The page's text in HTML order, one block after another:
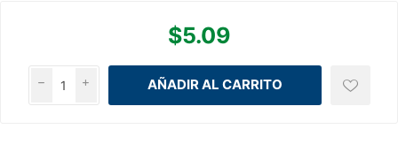
$5.09
i
h